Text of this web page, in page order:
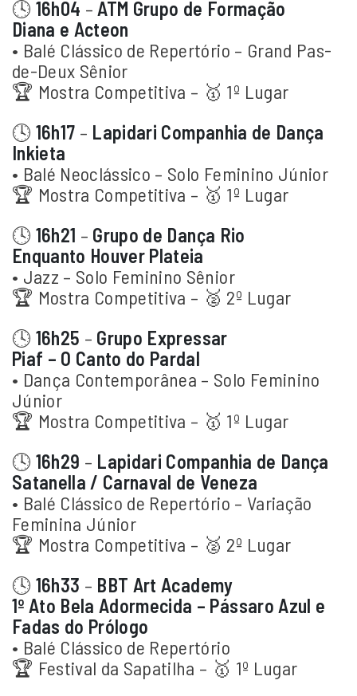
🕓 16h04 –ATM Grupo de Formação
Diana e Acteon
• Balé Clássico de Repertório – Grand Pas-
de-Deux Sênior
🏆 Mostra Competitiva – 🥇 1º Lugar
🕓 16h17 – Lapidari Companhia de Dança
Inkieta
• Balé Neoclássico – Solo Feminino Júnior
🏆 Mostra Competitiva – 🥇 1º Lugar
🕓 16h21 – Grupo de Dança Rio
Enquanto Houver Plateia
• Jazz – Solo Feminino Sênior
🏆 Mostra Competitiva – 🥈 2º Lugar
🕓 16h25 – Grupo Expressar
Piaf – O Canto do Pardal
• Dança Contemporânea – Solo Feminino
Júnior
🏆 Mostra Competitiva – 🥇 1º Lugar
🕓 16h29 – Lapidari Companhia de Dança
Satanella / Carnaval de Veneza
• Balé Clássico de Repertório – Variação
Feminina Júnior
🏆 Mostra Competitiva – 🥈 2º Lugar
🕓 16h33 – BBT Art Academy
1º Ato Bela Adormecida – Pássaro Azul e
Fadas do Prólogo
• Balé Clássico de Repertório
🏆 Festival da Sapatilha – 🥇 1º Lugar